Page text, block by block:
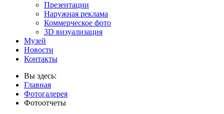
Презентации
Наружная реклама
Коммерческое фото
3D визуализация
Музей
Новости
Контакты
Вы здесь:
Главная
Фотогалерея
Фотоотчеты